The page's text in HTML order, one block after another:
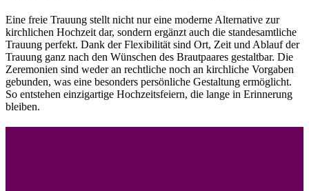
Eine freie Trauung stellt nicht nur eine moderne Alternative zur
kirchlichen Hochzeit dar, sondern ergänzt auch die standesamtliche
Trauung perfekt. Dank der Flexibilität sind Ort, Zeit und Ablauf der
Trauung ganz nach den Wünschen des Brautpaares gestaltbar. Die
Zeremonien sind weder an rechtliche noch an kirchliche Vorgaben
gebunden, was eine besonders persönliche Gestaltung ermöglicht.
So entstehen einzigartige Hochzeitsfeiern, die lange in Erinnerung
bleiben.